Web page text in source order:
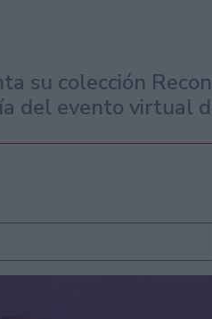
su colección
del evento virtual